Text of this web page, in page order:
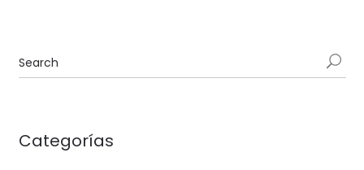
Categorías